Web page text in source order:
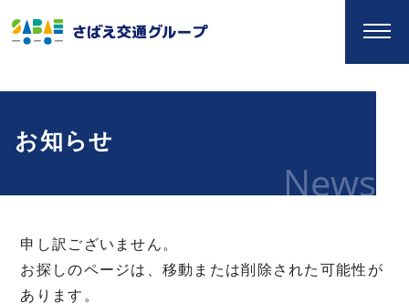
お知らせ
News
申し訳ございません。
お探しのページは、移動または削除された可能性が
あります。